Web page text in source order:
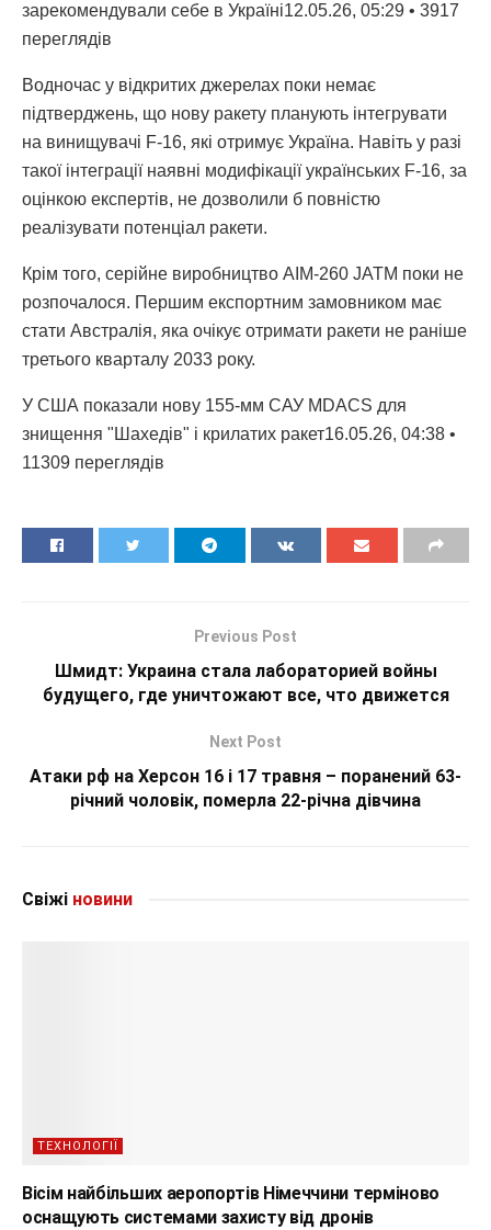
зарекомендували себе в Україні12.05.26, 05:29 • 3917
переглядiв
Водночас у відкритих джерелах поки немає
підтверджень, що нову ракету планують інтегрувати
на винищувачі F-16, які отримує Україна. Навіть у разі
такої інтеграції наявні модифікації українських F-16, за
оцінкою експертів, не дозволили б повністю
реалізувати потенціал ракети.
Крім того, серійне виробництво AIM-260 JATM поки не
розпочалося. Першим експортним замовником має
стати Австралія, яка очікує отримати ракети не раніше
третього кварталу 2033 року.
У США показали нову 155-мм САУ MDACS для
знищення "Шахедів" і крилатих ракет16.05.26, 04:38 •
11309 переглядiв
Previous Post
Шмидт: Украина стала лабораторией войны
будущего, где уничтожают все, что движется
Next Post
Атаки рф на Херсон 16 і 17 травня – поранений 63-
річний чоловік, померла 22-річна дівчина
Свіжі новини
ТЕХНОЛОГІЇ
Вісім найбільших аеропортів Німеччини терміново
оснащують системами захисту від дронів